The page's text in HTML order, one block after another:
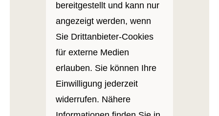
bereitgestellt und kann nur
angezeigt werden, wenn
Sie Drittanbieter-Cookies
für externe Medien
erlauben. Sie können Ihre
Einwilligung jederzeit
widerrufen. Nähere